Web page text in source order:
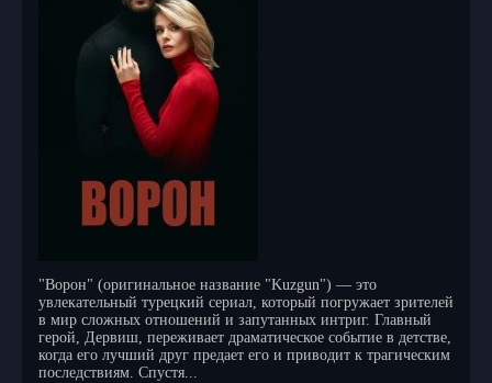
"Ворон" (оригинальное название "Kuzgun") — это
увлекательный турецкий сериал, который погружает зрителей
в мир сложных отношений и запутанных интриг. Главный
герой, Дервиш, переживает драматическое событие в детстве,
когда его лучший друг предает его и приводит к трагическим
последствиям. Спустя...